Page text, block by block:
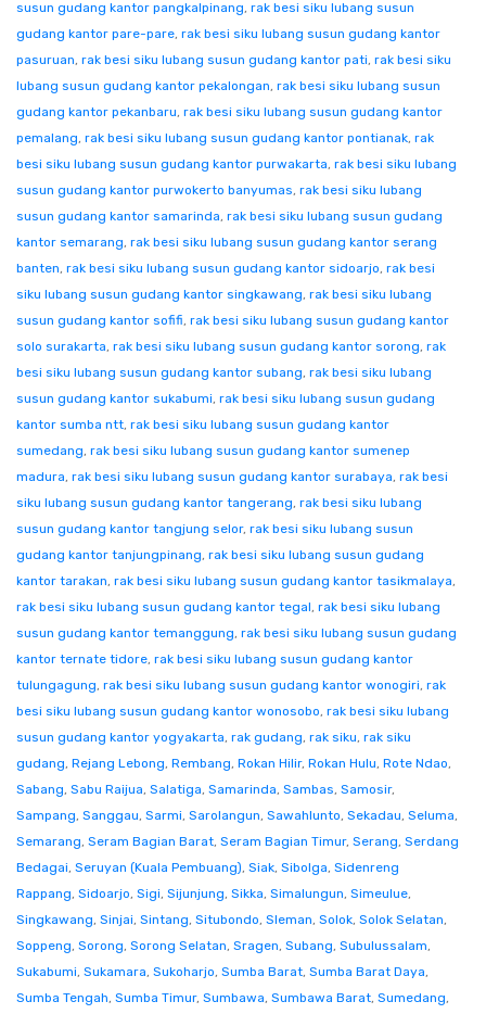
susun gudang kantor pangkalpinang, rak besi siku lubang susun
gudang kantor pare-pare, rak besi siku lubang susun gudang kantor
pasuruan, rak besi siku lubang susun gudang kantor pati, rak besi siku
lubang susun gudang kantor pekalongan, rak besi siku lubang susun
gudang kantor pekanbaru, rak besi siku lubang susun gudang kantor
pemalang, rak besi siku lubang susun gudang kantor pontianak, rak
besi siku lubang susun gudang kantor purwakarta, rak besi siku lubang
susun gudang kantor purwokerto banyumas, rak besi siku lubang
susun gudang kantor samarinda, rak besi siku lubang susun gudang
kantor semarang, rak besi siku lubang susun gudang kantor serang
banten, rak besi siku lubang susun gudang kantor sidoarjo, rak besi
siku lubang susun gudang kantor singkawang, rak besi siku lubang
susun gudang kantor sofifi, rak besi siku lubang susun gudang kantor
solo surakarta, rak besi siku lubang susun gudang kantor sorong, rak
besi siku lubang susun gudang kantor subang, rak besi siku lubang
susun gudang kantor sukabumi, rak besi siku lubang susun gudang
kantor sumba ntt, rak besi siku lubang susun gudang kantor
sumedang, rak besi siku lubang susun gudang kantor sumenep
madura, rak besi siku lubang susun gudang kantor surabaya, rak besi
siku lubang susun gudang kantor tangerang, rak besi siku lubang
susun gudang kantor tangjung selor, rak besi siku lubang susun
gudang kantor tanjungpinang, rak besi siku lubang susun gudang
kantor tarakan, rak besi siku lubang susun gudang kantor tasikmalaya,
rak besi siku lubang susun gudang kantor tegal, rak besi siku lubang
susun gudang kantor temanggung, rak besi siku lubang susun gudang
kantor ternate tidore, rak besi siku lubang susun gudang kantor
tulungagung, rak besi siku lubang susun gudang kantor wonogiri, rak
besi siku lubang susun gudang kantor wonosobo, rak besi siku lubang
susun gudang kantor yogyakarta, rak gudang, rak siku, rak siku
gudang, Rejang Lebong, Rembang, Rokan Hilir, Rokan Hulu, Rote Ndao,
Sabang, Sabu Raijua, Salatiga, Samarinda, Sambas, Samosir,
Sampang, Sanggau, Sarmi, Sarolangun, Sawahlunto, Sekadau, Seluma,
Semarang, Seram Bagian Barat, Seram Bagian Timur, Serang, Serdang
Bedagai, Seruyan (Kuala Pembuang), Siak, Sibolga, Sidenreng
Rappang, Sidoarjo, Sigi, Sijunjung, Sikka, Simalungun, Simeulue,
Singkawang, Sinjai, Sintang, Situbondo, Sleman, Solok, Solok Selatan,
Soppeng, Sorong, Sorong Selatan, Sragen, Subang, Subulussalam,
Sukabumi, Sukamara, Sukoharjo, Sumba Barat, Sumba Barat Daya,
Sumba Tengah, Sumba Timur, Sumbawa, Sumbawa Barat, Sumedang,